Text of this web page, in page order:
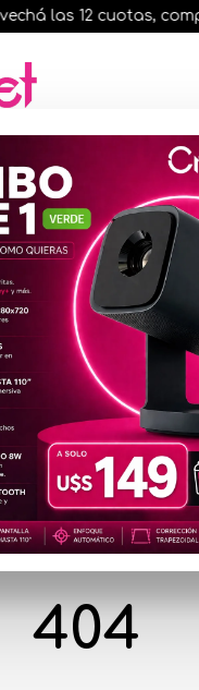
las 12 cuotas,
404